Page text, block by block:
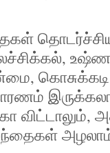
விட்டாலும்,